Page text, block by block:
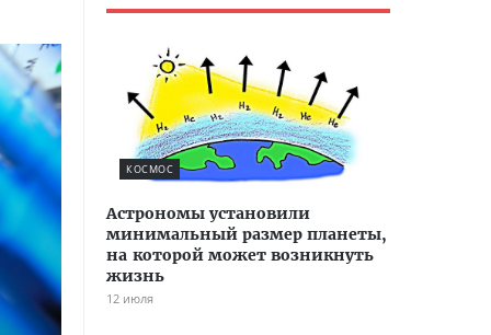
КОСМОС
Астрономы установили
минимальный размер планеты,
на которой может возникнуть
жизнь
12 июля